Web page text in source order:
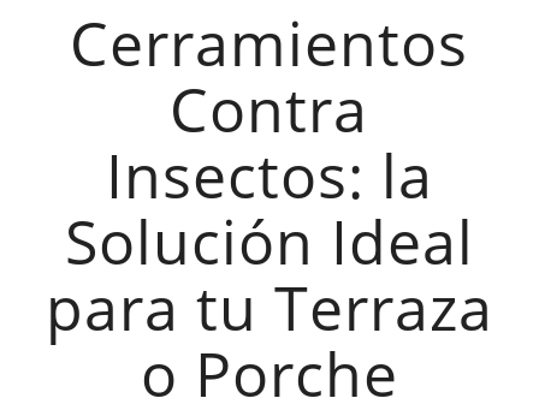
Cerramientos
Contra
Insectos: la
Solución Ideal
para tu Terraza
o Porche